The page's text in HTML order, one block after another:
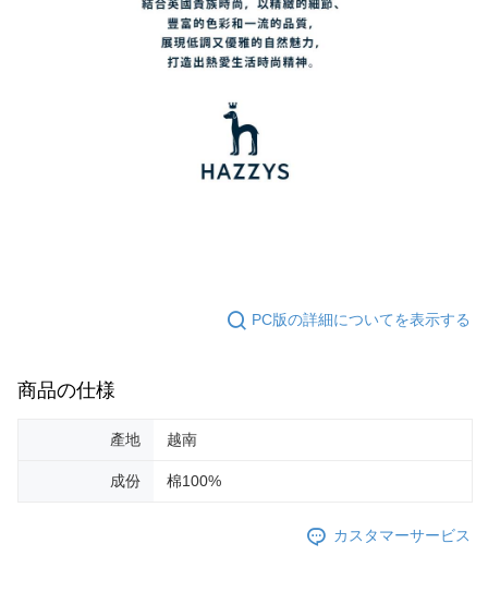
PC版の詳細についてを表示する
商品の仕様
產地 越南
成份 棉100%
カスタマーサービス